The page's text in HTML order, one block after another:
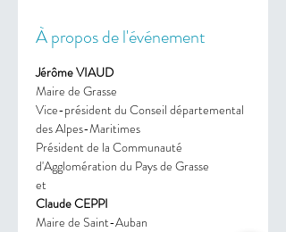
À propos de l'événement
Jérôme VIAUD
Maire de Grasse
Vice-président du Conseil départemental
des Alpes-Maritimes
​Président de la Communauté
d'Agglomération du Pays de Grasse
et
Claude CEPPI
Maire de Saint-Auban